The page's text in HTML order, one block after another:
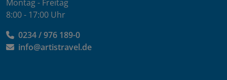
Montag - Freitag
8:00 - 17:00 Uhr
0234 / 976 189-0
info@artistravel.de